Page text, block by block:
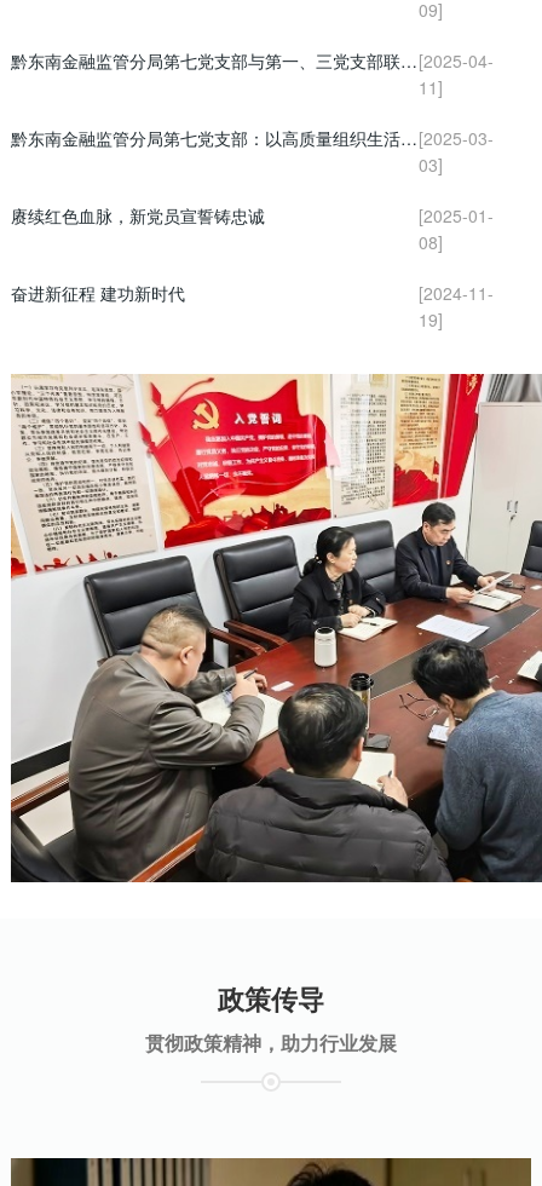
09]
黔东南金融监管分局第七党支部与第一、三党支部联合开展“追寻先烈足迹 传承长征精神” 主题党日活动[2025-04-
11]
黔东南金融监管分局第七党支部：以高质量组织生活会擦亮党性底色[2025-03-
03]
赓续红色血脉，新党员宣誓铸忠诚
[2025-01-
08]
奋进新征程 建功新时代
[2024-11-
19]
政策传导
贯彻政策精神，助力行业发展